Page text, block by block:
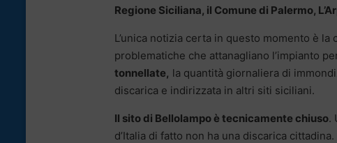
Regione Siciliana, il Comune di Palermo,
L’unica notizia certa in questo momento è
problematiche che attanagliano l’impianto
tonnellate, la quantità giornaliera di
discarica e indirizzata in altri siti siciliani.
Il sito di Bellolampo è tecnicamente chiuso.
d’Italia di fatto non ha una discarica